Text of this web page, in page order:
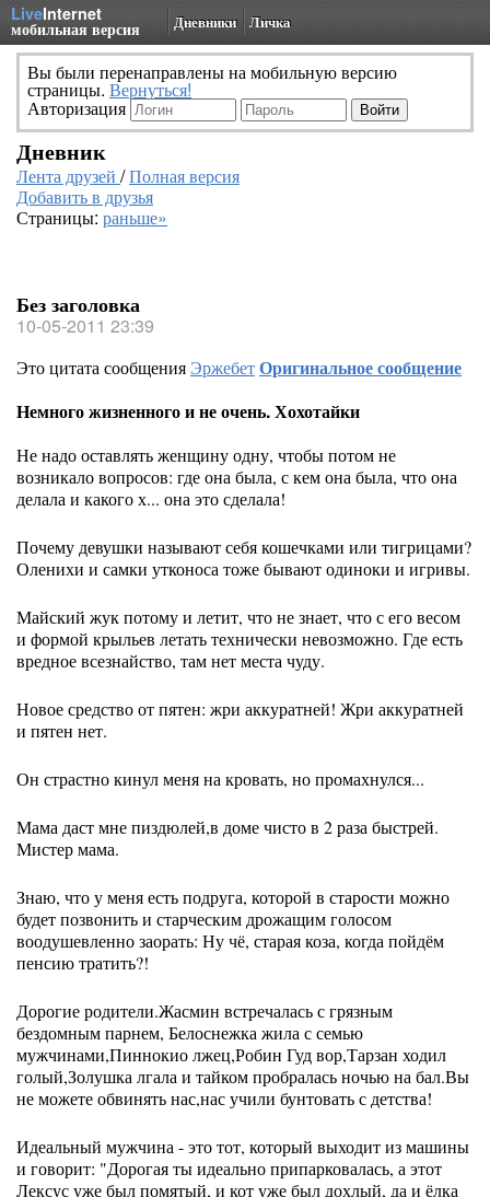
LiveInternet
мобильная версия Дневники Личка
Вы были перенаправлены на мобильную версию
страницы. Вернуться!
Авторизация
Дневник
Лента друзей /Полная версия
Добавить в друзья
Страницы: раньше»
Без заголовка
10-05-2011 23:39
Это цитата сообщения ЭржебетОригинальное сообщение
Немного жизненного и не очень. Хохотайки
Не надо оставлять женщину одну, чтобы потом не
возникало вопросов: где она была, с кем она была, что она
делала и какого х... она это сделала!
Почему девушки называют себя кошечками или тигрицами?
Оленихи и самки утконоса тоже бывают одиноки и игривы.
Майский жук потому и летит, что не знает, что с его весом
и формой крыльев летать технически невозможно. Где есть
вредное всезнайство, там нет места чуду.
Новое средство от пятен: жри аккуратней! Жри аккуратней
и пятен нет.
Он страстно кинул меня на кровать, но промахнулся...
Мама даст мне пиздюлей,в доме чисто в 2 раза быстрей.
Мистер мама.
Знаю, что у меня есть подруга, которой в старости можно
будет позвонить и старческим дрожащим голосом
воодушевленно заорать: Ну чё, старая коза, когда пойдём
пенсию тратить?!
Дорогие родители.Жасмин встречалась с грязным
бездомным парнем, Белоснежка жила с семью
мужчинами,Пиннокио лжец,Робин Гуд вор,Тарзан ходил
голый,Золушка лгала и тайком пробралась ночью на бал.Вы
не можете обвинять нас,нас учили бунтовать с детства!
Идеальный мужчина - это тот, который выходит из машины
и говорит: "Дорогая ты идеально припарковалась, а этот
Лексус уже был помятый, и кот уже был дохлый, да и ёлка